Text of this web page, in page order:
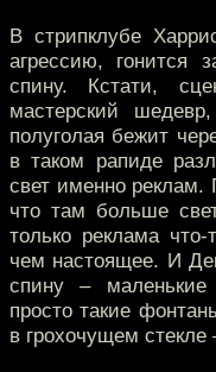
В стрипклубе
агрессию, гонится
спину. Кстати,
мастерский
полуголая бежит
в таком рапиде
свет именно
что там больше
только реклама
чем настоящее. И
спину – маленькие
просто такие
в грохочущем